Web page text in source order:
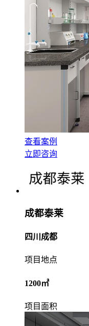
查看案例
立即咨询
成都泰莱
四川成都
项目地点
1200㎡
项目面积